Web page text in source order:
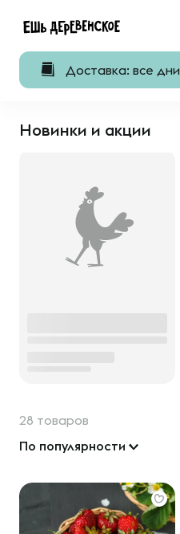
Доставка: все дни
Новинки и акции
28 товаров
По популярности